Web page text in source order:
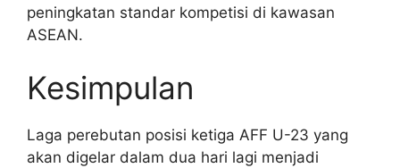
peningkatan standar kompetisi di kawasan
ASEAN.
Kesimpulan
Laga perebutan posisi ketiga AFF U-23 yang
akan digelar dalam dua hari lagi menjadi